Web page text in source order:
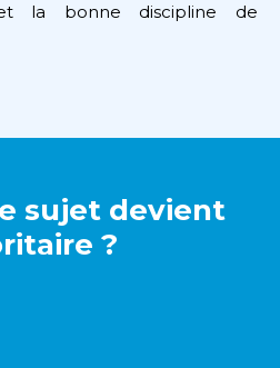
la bonne discipline de
sujet devient
?